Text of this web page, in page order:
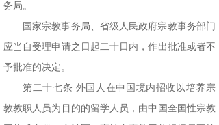
务局。
国家宗教事务局、省级人民政府宗教事务部门
应当自受理申请之日起二十日内，作出批准或者不
予批准的决定。
第二十七条 外国人在中国境内招收以培养宗
教教职人员为目的的留学人员，由中国全国性宗教